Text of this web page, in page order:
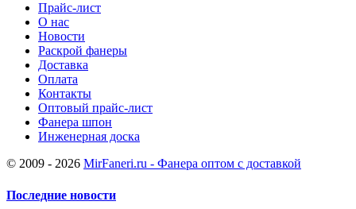
Прайс-лист
О нас
Новости
Раскрой фанеры
Доставка
Оплата
Контакты
Оптовый прайс-лист
Фанера шпон
Инженерная доска
© 2009 - 2026 MirFaneri.ru - Фанера оптом с доставкой
Последние новости